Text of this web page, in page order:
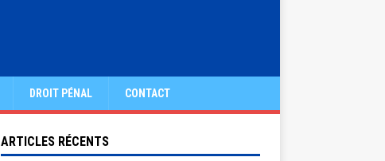
DROIT PÉNAL CONTACT
ARTICLES RÉCENTS